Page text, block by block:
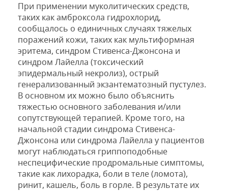
При применении муколитических средств,
таких какамброксола гидрохлорид,
сообщалось о единичных случаях тяжелых
поражений кожи, таких как мультиформная
эритема, синдром Стивенса-Джонсона и
синдром Лайелла (токсический
эпидермальный некролиз), острый
генерализованный экзантематозный пустулез.
В основном их можно было объяснить
тяжестью основного заболевания и/или
сопутствующей терапией. Кроме того, на
начальной стадии синдрома Стивенса-
Джонсона или синдрома Лайелла у пациентов
могут наблюдаться гриппоподобные
неспецифические продромальные симптомы,
такие каклихорадка, боли втеле (ломота),
ринит, кашель, боль в горле. В результате их